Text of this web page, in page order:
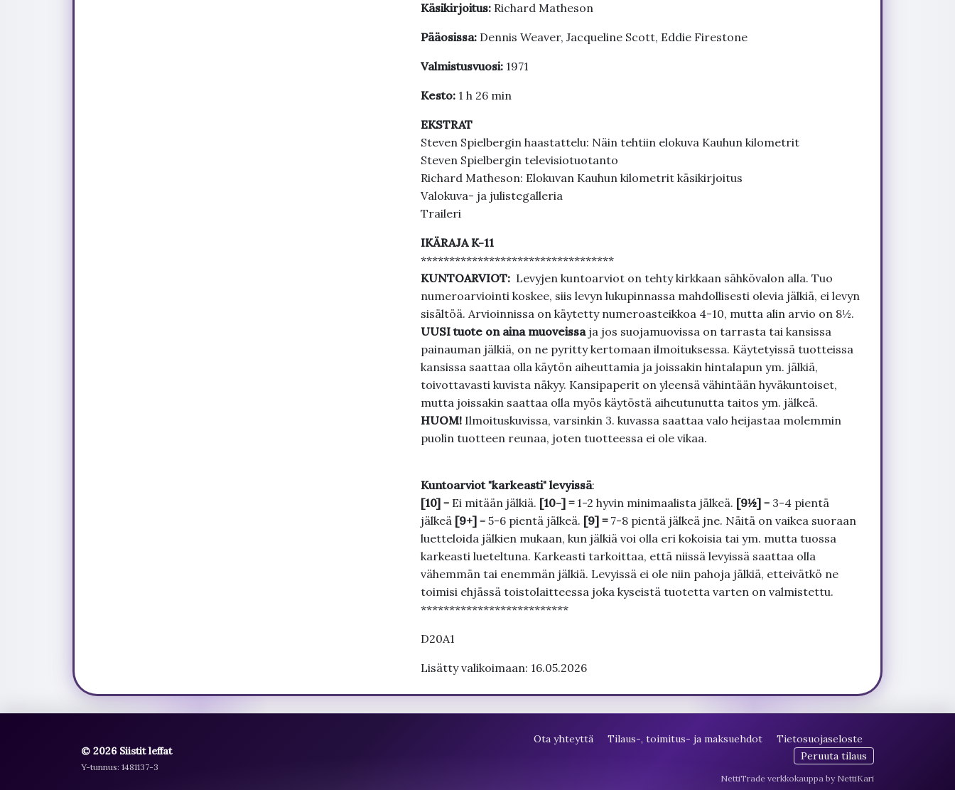
Käsikirjoitus:Richard Matheson
Pääosissa:Dennis Weaver, Jacqueline Scott, Eddie Firestone
Valmistusvuosi:1971
Kesto:1 h 26 min
EKSTRAT
Steven Spielbergin haastattelu: Näin tehtiin elokuva Kauhun kilometrit
Steven Spielbergin televisiotuotanto
Richard Matheson: Elokuvan Kauhun kilometrit käsikirjoitus
Valokuva- ja julistegalleria
Traileri
IKÄRAJA K-11
**********************************
KUNTOARVIOT: Levyjen kuntoarviot on tehty kirkkaan sähkövalon alla. Tuo
numeroarviointi koskee, siis levyn lukupinnassa mahdollisesti olevia jälkiä, ei levyn
sisältöä. Arvioinnissa on käytetty numeroasteikkoa 4-10, mutta alin arvio on 8½.
UUSI tuote on aina muoveissa ja jos suojamuovissa on tarrasta tai kansissa
painauman jälkiä, on ne pyritty kertomaan ilmoituksessa. Käytetyissä tuotteissa
kansissa saattaa olla käytön aiheuttamia ja joissakin hintalapun ym. jälkiä,
toivottavasti kuvista näkyy. Kansipaperit on yleensä vähintään hyväkuntoiset,
mutta joissakin saattaa olla myös käytöstä aiheutunutta taitos ym. jälkeä.
HUOM!Ilmoituskuvissa, varsinkin 3. kuvassa saattaa valo heijastaa molemmin
puolin tuotteen reunaa, joten tuotteessa ei ole vikaa.
Kuntoarviot "karkeasti" levyissä:
[10]= Ei mitään jälkiä. [10-] = 1-2 hyvin minimaalista jälkeä. [9½]= 3-4 pientä
jälkeä [9+]= 5-6 pientä jälkeä. [9] = 7-8 pientä jälkeä jne. Näitä on vaikea suoraan
luetteloida jälkien mukaan, kun jälkiä voi olla eri kokoisia tai ym. mutta tuossa
karkeasti lueteltuna. Karkeasti tarkoittaa, että niissä levyissä saattaa olla
vähemmän tai enemmän jälkiä. Levyissä ei ole niin pahoja jälkiä, etteivätkö ne
toimisi ehjässä toistolaitteessa joka kyseistä tuotetta varten on valmistettu.
**************************
D20A1
Lisätty valikoimaan: 16.05.2026
© 2026 Siistit leffat
Y-tunnus: 1481137-3
Ota yhteyttä Tilaus-, toimitus- ja maksuehdot
Tietosuojaseloste
Peruuta tilaus
NettiTrade verkkokauppa by NettiKari